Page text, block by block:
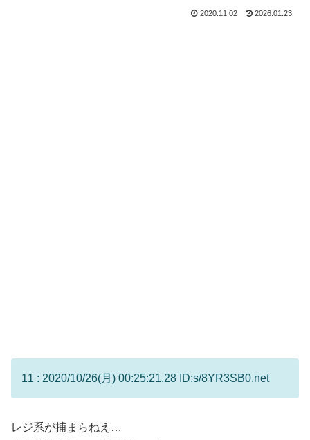
2020.11.02 2026.01.23
11 : 2020/10/26(月) 00:25:21.28 ID:s/8YR3SB0.net
レジ系が捕まらねえ…